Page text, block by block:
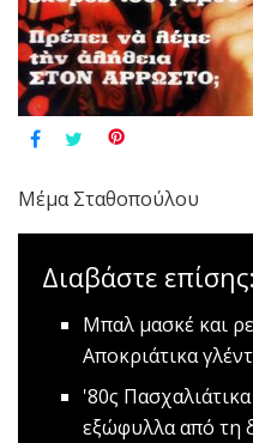
Μέμα Σταθοπούλου
Διαβάστε επίσης:
Μπαλ μασκέ και
Αποκριάτικα
'80ς
εξώφυλλα από τη